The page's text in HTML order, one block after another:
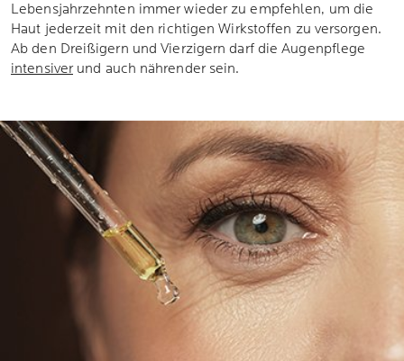
Lebensjahrzehnten immer wieder zu empfehlen, um die
Haut jederzeit mit den richtigen Wirkstoffen zu versorgen.
Ab den Dreißigern und Vierzigern darf die Augenpflege
intensiverund auch nährender sein.